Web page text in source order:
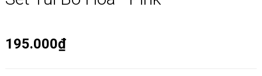
195.000₫